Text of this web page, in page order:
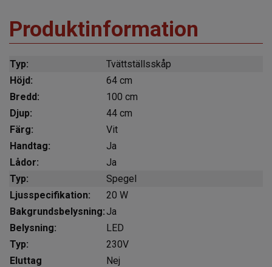
Produktinformation
Typ:
Tvättställsskåp
Höjd:
64 cm
Bredd:
100 cm
Djup:
44 cm
Färg:
Vit
Handtag:
Ja
Lådor:
Ja
Typ:
Spegel
Ljusspecifikation:
20 W
Bakgrundsbelysning: Ja
Belysning:
LED
Typ:
230V
Eluttag
Nej